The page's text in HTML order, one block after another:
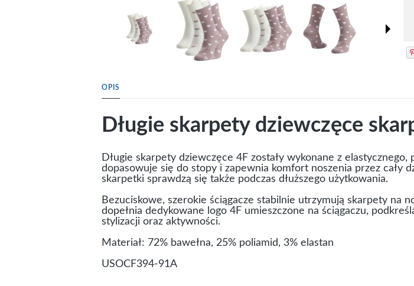
OPIS
Długie skarpety dziewczęce
Długie skarpety dziewczęce 4F zostały wykonane z
dopasowuje się do stopy i zapewnia komfort noszenia przez cały
skarpetki sprawdzą się także podczas dłuższego użytkowania.
Bezuciskowe, szerokie ściągacze stabilnie utrzymują skarpety na
dopełnia dedykowane logo 4F umieszczone na ściągaczu,
stylizacji oraz aktywności.
Materiał: 72% bawełna, 25% poliamid, 3% elastan
USOCF394-91A